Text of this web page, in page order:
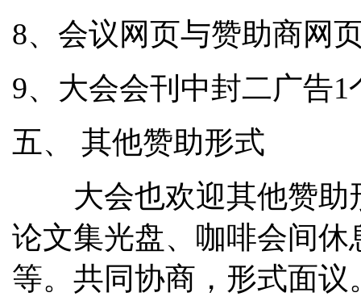
8、会议网页与赞助商网
9、大会会刊中封二广告1
五、 其他赞助形式
大会也欢迎其他赞助
论文集光盘、咖啡会间
等。共同协商，形式面